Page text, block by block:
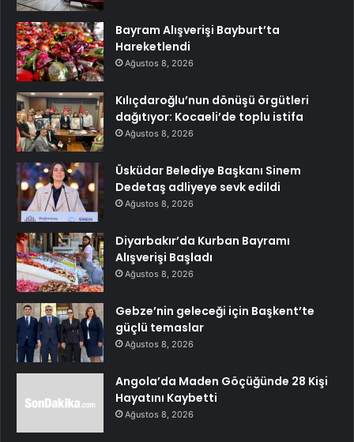
Bayram Alışverişi Bayburt’ta
Hareketlendi
Ağustos 8, 2026
Kılıçdaroğlu’nun dönüşü örgütleri
dağıtıyor: Kocaeli’de toplu istifa
Ağustos 8, 2026
Üsküdar Belediye Başkanı Sinem
Dedetaş adliyeye sevk edildi
Ağustos 8, 2026
Diyarbakır’da Kurban Bayramı
Alışverişi Başladı
Ağustos 8, 2026
Gebze’nin geleceği için Başkent’te
güçlü temaslar
Ağustos 8, 2026
Angola’da Maden Göçüğünde 28 Kişi
Hayatını Kaybetti
Ağustos 8, 2026